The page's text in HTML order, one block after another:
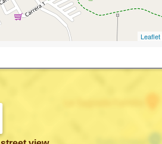
Leaflet